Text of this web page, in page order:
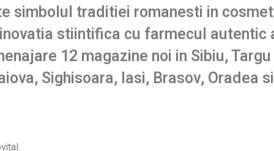
simbolul traditiei romanesti in
stiintifica cu farmecul
12 magazine noi in Sibiu,
Sighisoara, Iasi, Brasov, Oradea